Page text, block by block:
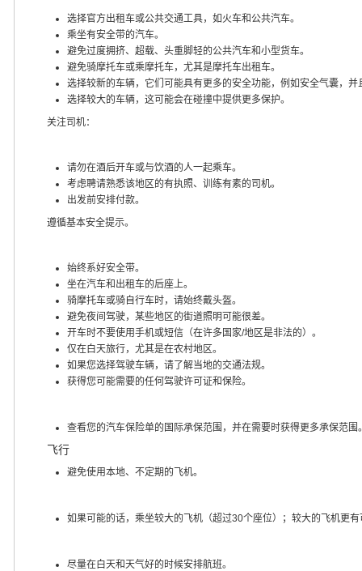
选择官方出租车或公共交通工具，如火车和公共汽车。
乘坐有安全带的汽车。
避免过度拥挤、超载、头重脚轻的公共汽车和小型货车。
避免骑摩托车或乘摩托车，尤其是摩托车出租车。
选择较新的车辆，它们可能具有更多的安全功能，例如安全气囊，并
选择较大的车辆，这可能会在碰撞中提供更多保护。
关注司机：
请勿在酒后开车或与饮酒的人一起乘车。
考虑聘请熟悉该地区的有执照、训练有素的司机。
出发前安排付款。
遵循基本安全提示。
始终系好安全带。
坐在汽车和出租车的后座上。
骑摩托车或骑自行车时，请始终戴头盔。
避免夜间驾驶，某些地区的街道照明可能很差。
开车时不要使用手机或短信（在许多国家/地区是非法的）。
仅在白天旅行，尤其是在农村地区。
如果您选择驾驶车辆，请了解当地的交通法规。
获得您可能需要的任何驾驶许可证和保险。
查看您的汽车保险单的国际承保范围，并在需要时获得更多承保范围
飞行
避免使用本地、不定期的飞机。
如果可能的话，乘坐较大的飞机（超过30个座位）；较大的飞机更
尽量在白天和天气好的时候安排航班。